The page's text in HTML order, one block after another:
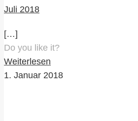
Juli 2018
[…]
Do you like it?
Weiterlesen
1. Januar 2018